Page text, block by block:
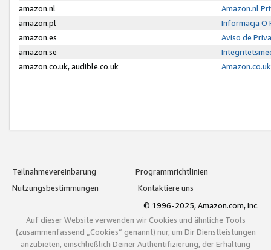
amazon.nl
Amazon.nl
amazon.pl
Informacja O
amazon.es
Aviso de
amazon.se
amazon.co.uk, audible.co.uk
Teilnahmevereinbarung
Programmrichtlinien
Nutzungsbestimmungen
Kontaktiere uns
© 1996-2025, Amazon.com, Inc.
Auf dieser Website verwenden wir Cookies und ähnliche Tools
(zusammenfassend „Cookies“ genannt) nur, um Dir Dienstleistungen
anzubieten, einschließlich Deiner Authentifizierung, der Erhaltung